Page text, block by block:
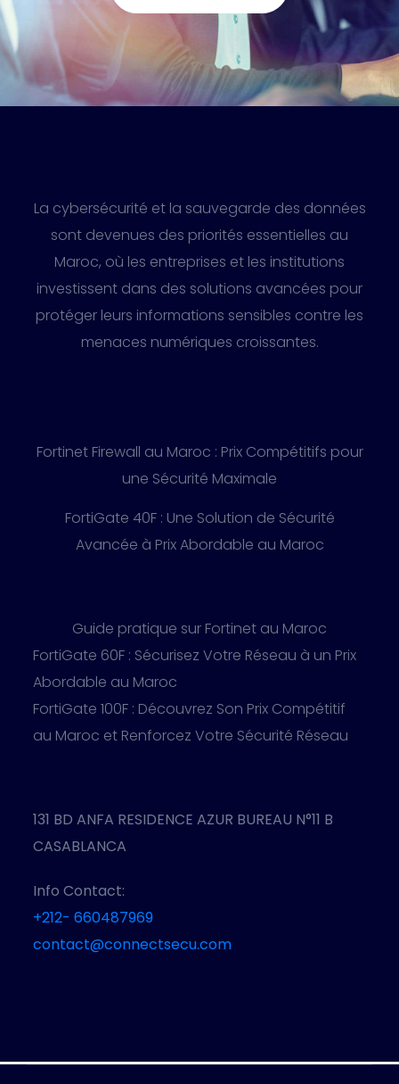
La cybersécurité et la sauvegarde des données
sont devenues des priorités essentielles au
Maroc, où les entreprises et les institutions
investissent dans des solutions avancées pour
protéger leurs informations sensibles contre les
menaces numériques croissantes.
Fortinet Firewall au Maroc : Prix Compétitifs pour
une Sécurité Maximale
FortiGate 40F : Une Solution de Sécurité
Avancée à Prix Abordable au Maroc
Guide pratique sur Fortinet au Maroc
FortiGate 60F : Sécurisez Votre Réseau à un Prix
Abordable au Maroc
FortiGate 100F : Découvrez Son Prix Compétitif
au Maroc et Renforcez Votre Sécurité Réseau
131 BD ANFA RESIDENCE AZUR BUREAU N°11 B
CASABLANCA
Info Contact:
+212- 660487969
contact@connectsecu.com